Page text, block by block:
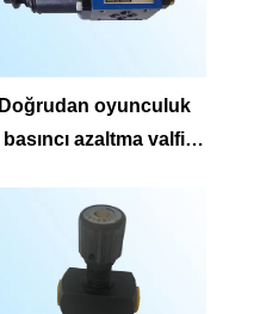
Doğrudan oyunculuk
basıncı azaltma valfi